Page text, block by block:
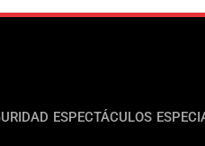
ESPECTÁCULOS